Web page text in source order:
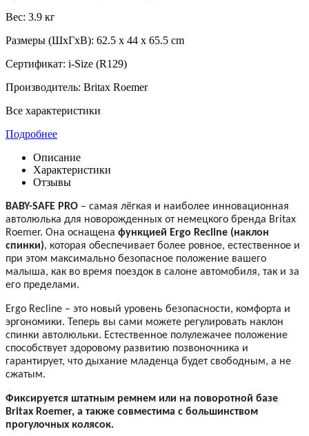
Вес: 3.9 кг
Размеры (ШxГxВ): 62.5 x 44 x 65.5 cm
Сертификат: i-Size (R129)
Производитель: Britax Roemer
Все характеристики
Подробнее
Описание
Характеристики
Отзывы
BABY-SAFE PRO – самая лёгкая и наиболее инновационная
автолюлька для новорожденных от немецкого бренда Britax
Roemer. Она оснащена функцией Ergo Recline (наклон
спинки), которая обеспечивает более ровное, естественное и
при этом максимально безопасное положение вашего
малыша, как во время поездок в салоне автомобиля, так и за
его пределами.
Ergo Recline – это новый уровень безопасности, комфорта и
эргономики. Теперь вы сами можете регулировать наклон
спинки автолюльки. Естественное полулежачее положение
способствует здоровому развитию позвоночника и
гарантирует, что дыхание младенца будет свободным, а не
сжатым.
Фиксируется штатным ремнем или на поворотной базе
Britax Roemer, а также совместима с большинством
прогулочных колясок.